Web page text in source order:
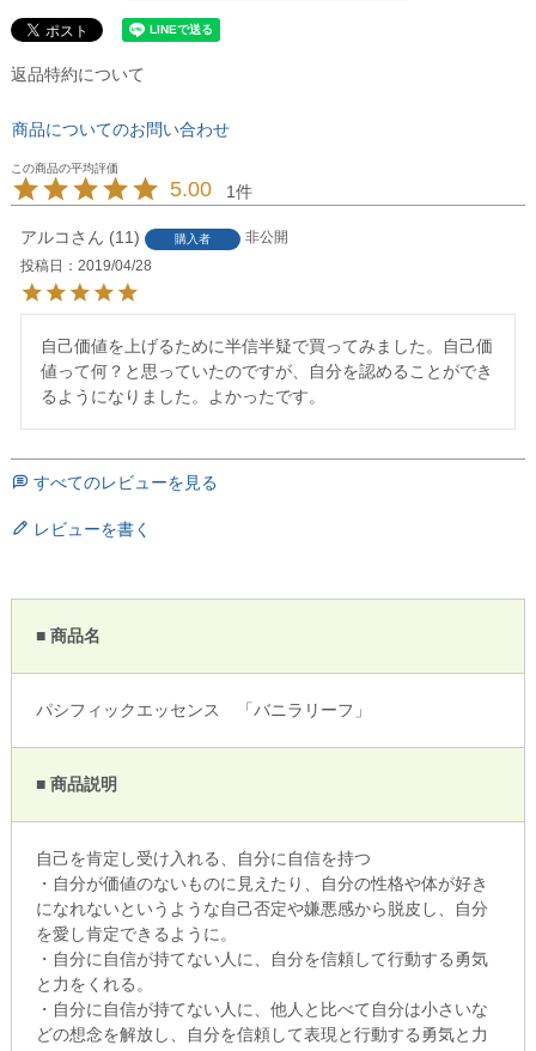
返品特約について
商品についてのお問い合わせ
5.00 1
アルコ 11 購入者
非公開
投稿日
2019/04/28
自己価値を上げるために半信半疑で買ってみました。自己価
値って何？と思っていたのですが、自分を認めることができ
るようになりました。よかったです。
すべてのレビューを見る
レビューを書く
■ 商品名
パシフィックエッセンス 「バニラリーフ」
■ 商品説明
自己を肯定し受け入れる、自分に自信を持つ
・自分が価値のないものに見えたり、自分の性格や体が好き
になれないというような自己否定や嫌悪感から脱皮し、自分
を愛し肯定できるように。
・自分に自信が持てない人に、自分を信頼して行動する勇気
と力をくれる。
・自分に自信が持てない人に、他人と比べて自分は小さいな
どの想念を解放し、自分を信頼して表現と行動する勇気と力